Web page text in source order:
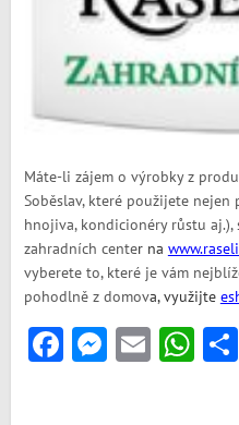
Máte-li zájem o výrobky z
Soběslav, které použijete
hnojiva, kondicionéry růstu
zahradních center na
vyberete to, které je vám
pohodlně z domova,využijte
Facebook
Email